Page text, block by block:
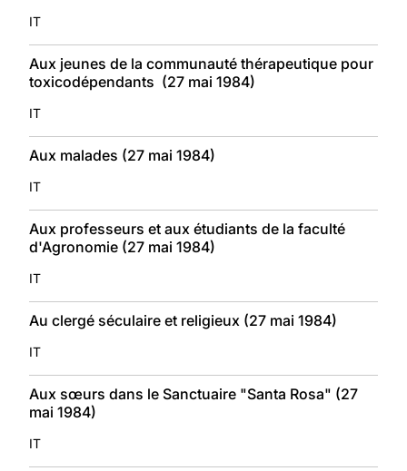
IT
Aux jeunes de la communauté thérapeutique pour
toxicodépendants (27 mai 1984)
IT
Aux malades (27 mai 1984)
IT
Aux professeurs et aux étudiants de la faculté
d'Agronomie (27 mai 1984)
IT
Au clergé séculaire et religieux (27 mai 1984)
IT
Aux sœurs dans le Sanctuaire "Santa Rosa" (27
mai 1984)
IT